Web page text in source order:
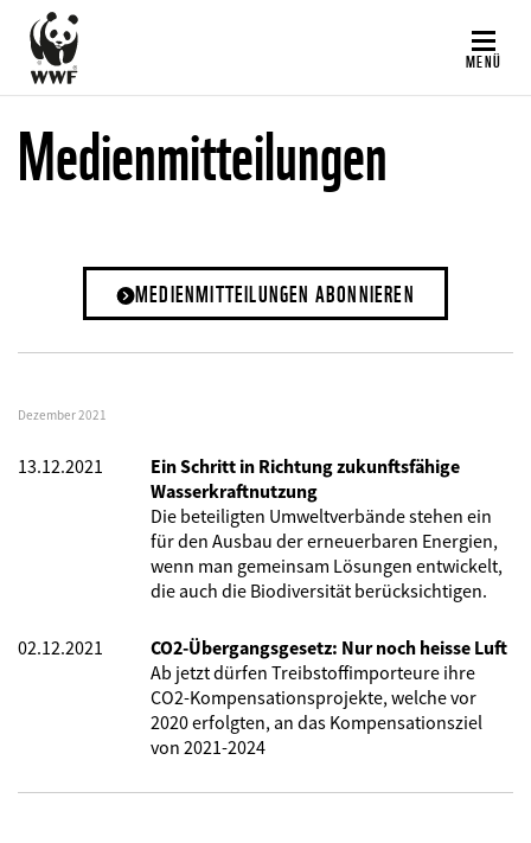
Direkt
zum
Inhalt
MENÜ
Medienmitteilungen
MEDIENMITTEILUNGEN ABONNIEREN
Dezember 2021
13.12.2021
Ein Schritt in Richtung zukunftsfähige
Wasserkraftnutzung
Die beteiligten Umweltverbände stehen ein
für den Ausbau der erneuerbaren Energien,
wenn man gemeinsam Lösungen entwickelt,
die auch die Biodiversität berücksichtigen.
02.12.2021
CO2-Übergangsgesetz: Nur noch heisse Luft
Ab jetzt dürfen Treibstoffimporteure ihre
CO2-Kompensationsprojekte, welche vor
2020 erfolgten, an das Kompensationsziel
von 2021-2024